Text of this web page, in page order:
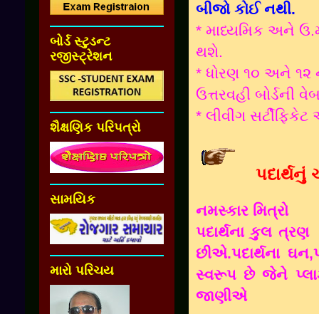
બીજો કોઈ નથી.
* માધ્યમિક અને
થશે.
* ધોરણ ૧૦ અને ૧૨
ઉત્તરવહી બોર્ડની
* લીવીંગ
નમસ્કાર મિત્રો
પદાર્થના કુલ
છીએ.પદાર્થના
સ્વરૂપ છે જેને
જાણીએ
બોર્ડ સ્ટુડન્ટ
રજીસ્ટ્રેશન
શૈક્ષણિક પરિપત્રો
સામયિક
મારો પરિચય